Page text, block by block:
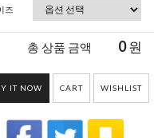
즈
총 상품 금액 0원
IT NOW CART WISHLIST